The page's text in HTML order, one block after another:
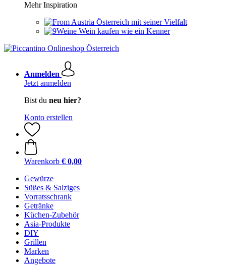
Mehr Inspiration
Österreich mit seiner Vielfalt
Wein kaufen wie ein Kenner
Anmelden
Jetzt anmelden
Bist du neu hier?
Konto erstellen
Warenkorb € 0,00
Gewürze
Süßes & Salziges
Vorratsschrank
Getränke
Küchen-Zubehör
Asia-Produkte
DIY
Grillen
Marken
Angebote